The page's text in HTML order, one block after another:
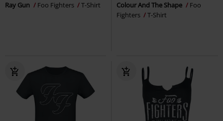
Ray Gun Foo Fighters T-Shirt Colour And The Shape
Foo
Fighters
T-Shirt